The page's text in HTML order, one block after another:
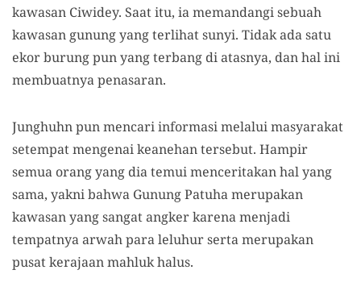
kawasan Ciwidey. Saat itu, ia memandangi sebuah
kawasan gunung yang terlihat sunyi. Tidak ada satu
ekor burung pun yang terbang di atasnya, dan hal ini
membuatnya penasaran.
Junghuhnpun mencari informasi melalui masyarakat
setempat mengenai keanehan tersebut. Hampir
semua orangyang diatemui menceritakan hal yang
sama, yaknibahwa Gunung Patuha merupakan
kawasan yang sangat angkerkarena menjadi
tempatnyaarwah para leluhur serta merupakan
pusat kerajaan mahluk halus.